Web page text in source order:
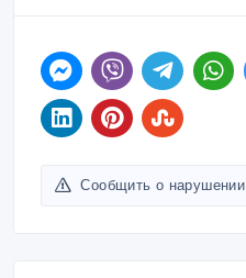
Сообщить о нарушении